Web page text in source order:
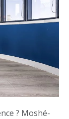
? Moshé-